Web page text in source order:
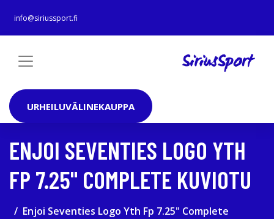
info@siriussport.fi
URHEILUVÄLINEKAUPPA
ENJOI SEVENTIES LOGO YTH
FP 7.25" COMPLETE KUVIOTU
Enjoi Seventies Logo Yth Fp 7.25" Complete